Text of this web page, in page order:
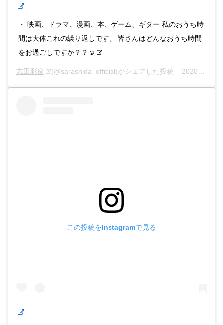
・ 映画、ドラマ、漫画、本、ゲーム、ギター 私のおうち時
間は大体これの繰り返しです。 皆さんはどんなおうち時間
をお過ごしですか？？☺︎
志田彩良 (@sarashida_official)がシェアした投稿 – 2020年 4月月6日午前3時24分PDT
この投稿をInstagramで見る